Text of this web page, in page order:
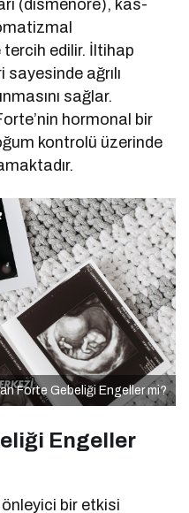
(dismenore), kas-
tercih edilir. İltihap
ağrılı
sağlar.
hormonal bir
kontrolü üzerinde
Forte Gebeliği Engeller mi?
Engeller
bir etkisi